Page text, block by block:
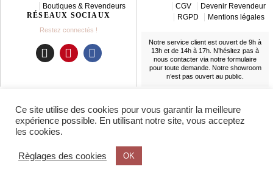
Boutiques & Revendeurs
RÉSEAUX SOCIAUX
Restez connectés !
I
a
g
r
m
P
e
r
t
F
b
o
CGV
Devenir Revendeur
RGPD
Mentions légales
Notre service client est ouvert de 9h à
13h et de 14h à 17h. N’hésitez pas à
nous contacter via notre formulaire
pour toute demande. Notre showroom
n’est pas ouvert au public.
En France et partout dans le monde
Ce site utilise des cookies pour vous garantir la meilleure
expérience possible. En utilisant notre site, vous acceptez
les cookies.
Règlages des cookies OK